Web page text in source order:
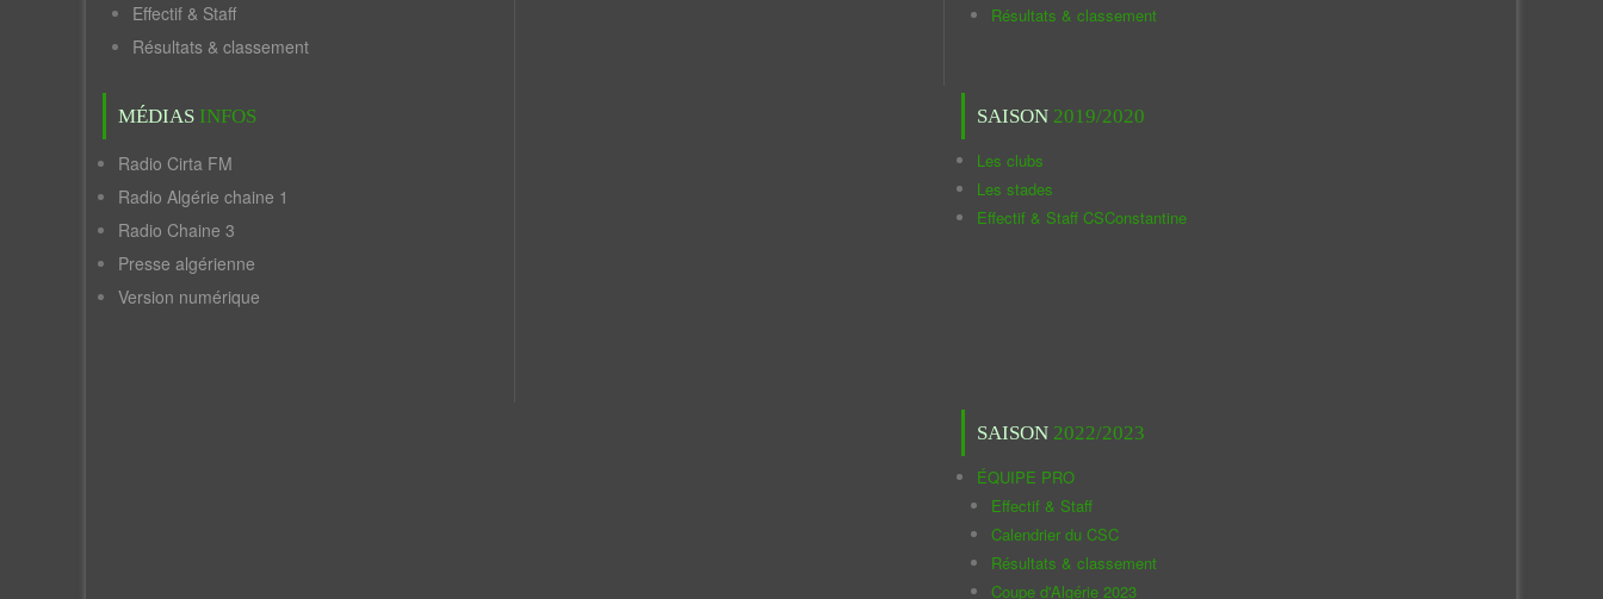
Effectif & Staff
Résultats & classement
MÉDIAS INFOS
Radio Cirta FM
Radio Algérie chaine 1
Radio Chaine 3
Presse algérienne
Version numérique
Résultats & classement
SAISON 2019/2020
Les clubs
Les stades
Effectif & Staff CSConstantine
SAISON 2022/2023
ÉQUIPE PRO
Effectif & Staff
Calendrier du CSC
Résultats & classement
Coupe d'Algérie 2023